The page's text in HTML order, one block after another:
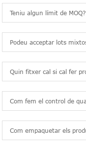
Teniu algun límit de MOQ?
Podeu acceptar lots
Quin fitxer cal si cal fer
Com fem el control de
Com empaquetar els